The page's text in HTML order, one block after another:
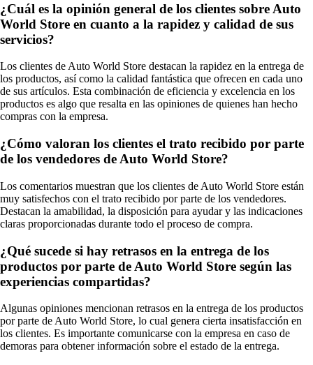
¿Cuál es la opinión general de los clientes sobre Auto
World Store en cuanto a la rapidez y calidad de sus
servicios?
Los clientes de Auto World Store destacan la rapidez en la entrega de
los productos, así como la calidad fantástica que ofrecen en cada uno
de sus artículos. Esta combinación de eficiencia y excelencia en los
productos es algo que resalta en las opiniones de quienes han hecho
compras con la empresa.
¿Cómo valoran los clientes el trato recibido por parte
de los vendedores de Auto World Store?
Los comentarios muestran que los clientes de Auto World Store están
muy satisfechos con el trato recibido por parte de los vendedores.
Destacan la amabilidad, la disposición para ayudar y las indicaciones
claras proporcionadas durante todo el proceso de compra.
¿Qué sucede si hay retrasos en la entrega de los
productos por parte de Auto World Store según las
experiencias compartidas?
Algunas opiniones mencionan retrasos en la entrega de los productos
por parte de Auto World Store, lo cual genera cierta insatisfacción en
los clientes. Es importante comunicarse con la empresa en caso de
demoras para obtener información sobre el estado de la entrega.